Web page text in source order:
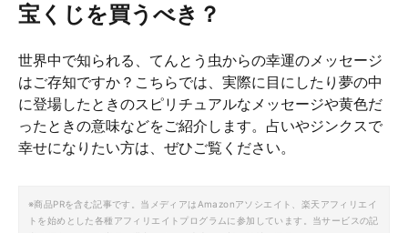
宝くじを買うべき？
世界中で知られる、てんとう虫からの幸運のメッセージ
はご存知ですか？こちらでは、実際に目にしたり夢の中
に登場したときのスピリチュアルなメッセージや黄色だ
ったときの意味などをご紹介します。占いやジンクスで
幸せになりたい方は、ぜひご覧ください。
※商品PRを含む記事です。当メディアはAmazonアソシエイト、楽天アフィリエイ
トを始めとした各種アフィリエイトプログラムに参加しています。当サービスの記